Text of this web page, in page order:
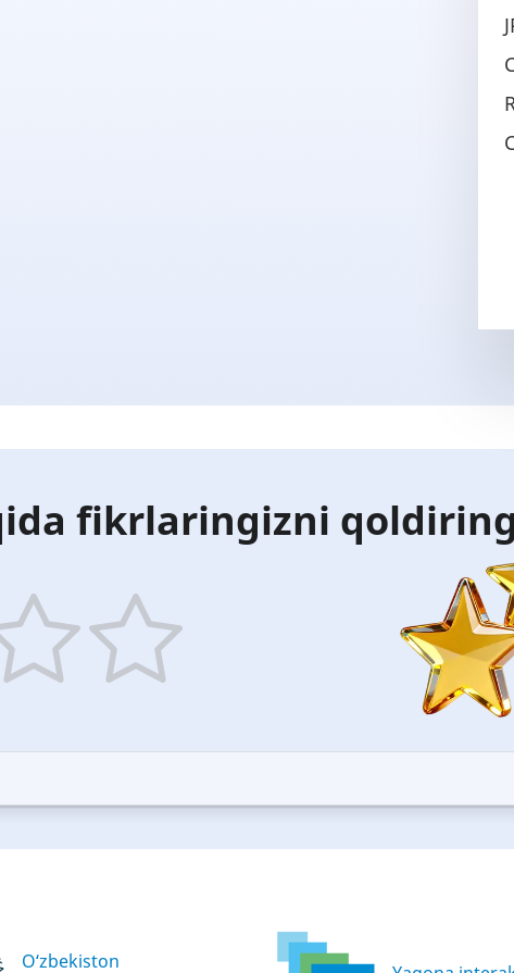
fikrlaringizni qoldiring
O‘zbekiston